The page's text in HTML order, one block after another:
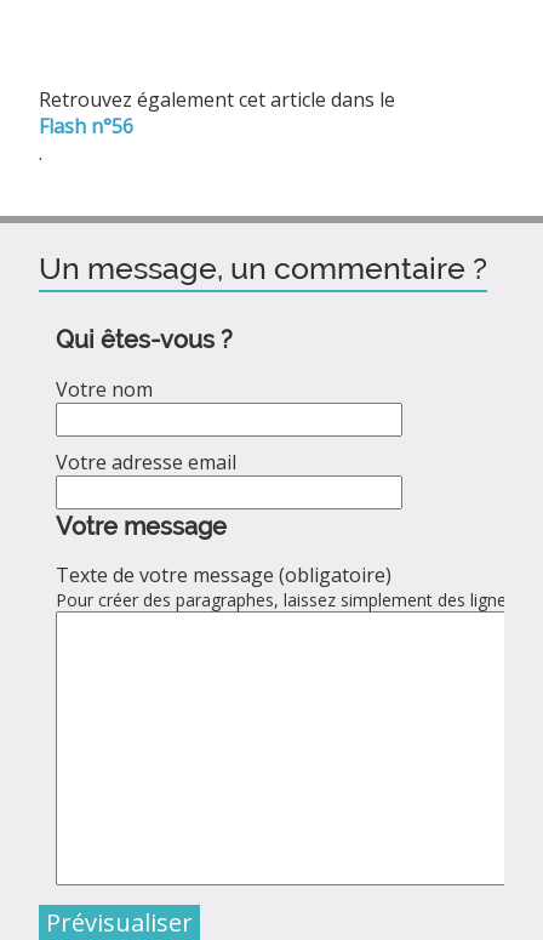
Retrouvez également cet article dans le
Flash n°56
.
Un message, un commentaire ?
Qui êtes-vous ?
Votre nom
Votre adresse email
Votre message
Texte de votre message (obligatoire)
Pour créer des paragraphes, laissez simplement des lignes